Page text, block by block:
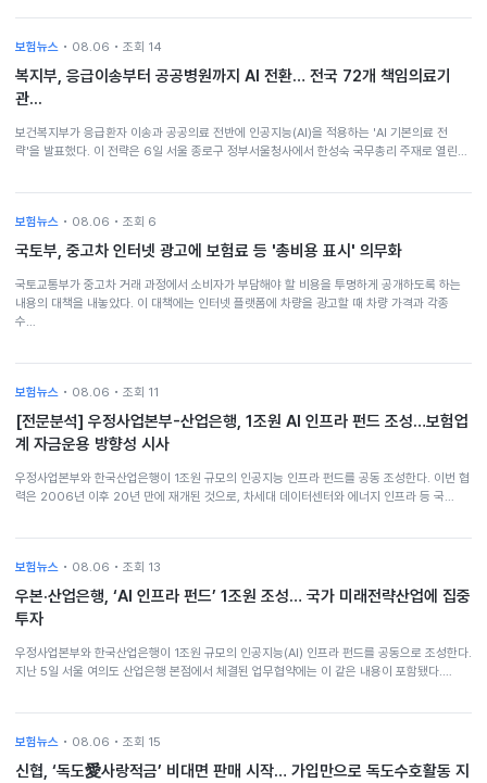
보험뉴스 • 08.06 • 조회 14
복지부, 응급이송부터 공공병원까지 AI 전환… 전국 72개 책임의료기
관...
보건복지부가 응급환자 이송과 공공의료 전반에 인공지능(AI)을 적용하는 'AI 기본의료 전
략'을 발표했다. 이 전략은 6일 서울 종로구 정부서울청사에서 한성숙 국무총리 주재로 열린…
보험뉴스 • 08.06 • 조회 6
국토부, 중고차 인터넷 광고에 보험료 등 '총비용 표시' 의무화
국토교통부가 중고차 거래 과정에서 소비자가 부담해야 할 비용을 투명하게 공개하도록 하는
내용의 대책을 내놓았다. 이 대책에는 인터넷 플랫폼에 차량을 광고할 때 차량 가격과 각종
수…
보험뉴스 • 08.06 • 조회 11
[전문분석] 우정사업본부-산업은행, 1조원 AI 인프라 펀드 조성…보험업
계 자금운용 방향성 시사
우정사업본부와 한국산업은행이 1조원 규모의 인공지능 인프라 펀드를 공동 조성한다. 이번 협
력은 2006년 이후 20년 만에 재개된 것으로, 차세대 데이터센터와 에너지 인프라 등 국…
보험뉴스 • 08.06 • 조회 13
우본·산업은행, ‘AI 인프라 펀드’ 1조원 조성… 국가 미래전략산업에 집중
투자
우정사업본부와 한국산업은행이 1조원 규모의 인공지능(AI) 인프라 펀드를 공동으로 조성한다.
지난 5일 서울 여의도 산업은행 본점에서 체결된 업무협약에는 이 같은 내용이 포함됐다.…
보험뉴스 • 08.06 • 조회 15
신협, ‘독도愛사랑적금’ 비대면 판매 시작… 가입만으로 독도수호활동 지